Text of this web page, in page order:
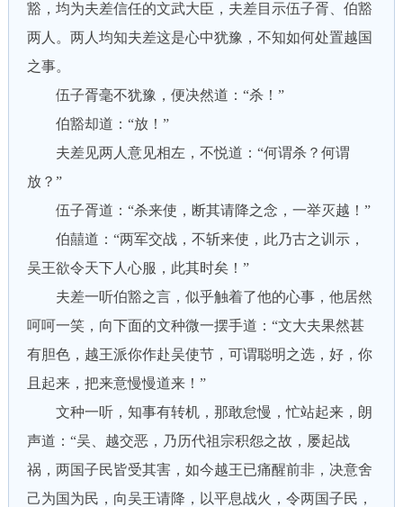
豁，均为夫差信任的文武大臣，夫差目示伍子胥、伯豁
两人。两人均知夫差这是心中犹豫，不知如何处置越国
之事。
伍子胥毫不犹豫，便决然道：“杀！”
伯豁却道：“放！”
夫差见两人意见相左，不悦道：“何谓杀？何谓
放？”
伍子胥道：“杀来使，断其请降之念，一举灭越！”
伯囍道：“两军交战，不斩来使，此乃古之训示，
吴王欲令天下人心服，此其时矣！”
夫差一听伯豁之言，似乎触着了他的心事，他居然
呵呵一笑，向下面的文种微一摆手道：“文大夫果然甚
有胆色，越王派你作赴吴使节，可谓聪明之选，好，你
且起来，把来意慢慢道来！”
文种一听，知事有转机，那敢怠慢，忙站起来，朗
声道：“吴、越交恶，乃历代祖宗积怨之故，屡起战
祸，两国子民皆受其害，如今越王已痛醒前非，决意舍
己为国为民，向吴王请降，以平息战火，令两国子民，